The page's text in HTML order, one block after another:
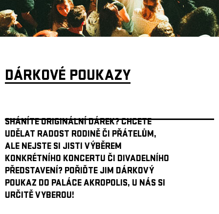
DÁRKOVÉ POUKAZY
SHÁNÍTE ORIGINÁLNÍ DÁREK? CHCETE
UDĚLAT RADOST RODINĚ ČI PŘÁTELŮM,
ALE NEJSTE SI JISTI VÝBĚREM
KONKRÉTNÍHO KONCERTU ČI DIVADELNÍHO
PŘEDSTAVENÍ? POŘIĎTE JIM DÁRKOVÝ
POUKAZ DO PALÁCE AKROPOLIS, U NÁS SI
URČITĚ VYBEROU!